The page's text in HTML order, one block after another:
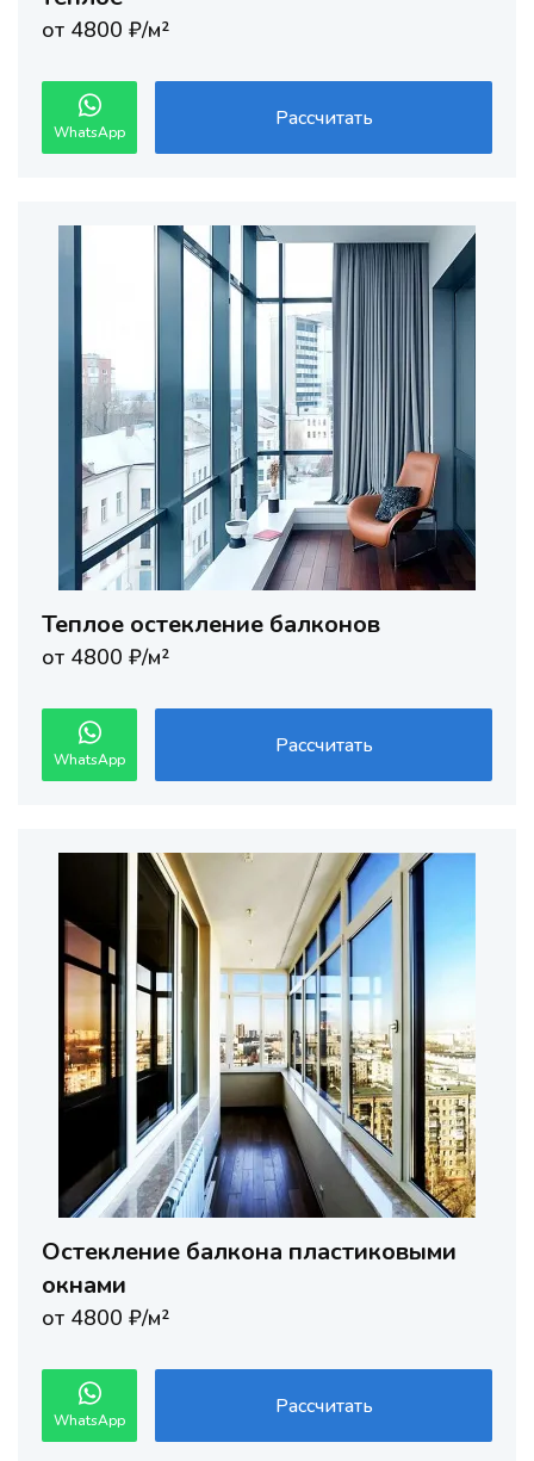
от 4800 ₽/м²
WhatsApp
Рассчитать
Теплое остекление балконов
от 4800 ₽/м²
WhatsApp
Рассчитать
Остекление балкона пластиковыми
окнами
от 4800 ₽/м²
WhatsApp
Рассчитать